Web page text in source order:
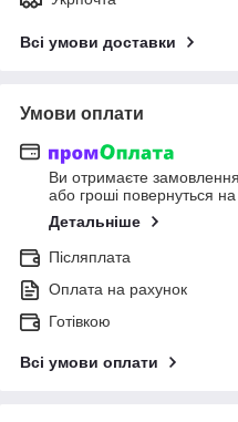
Всі умови доставки
Умови оплати
Ви отримаєте замовлення
або гроші повернуться
Детальніше
Післяплата
Оплата на рахунок
Готівкою
Всі умови оплати